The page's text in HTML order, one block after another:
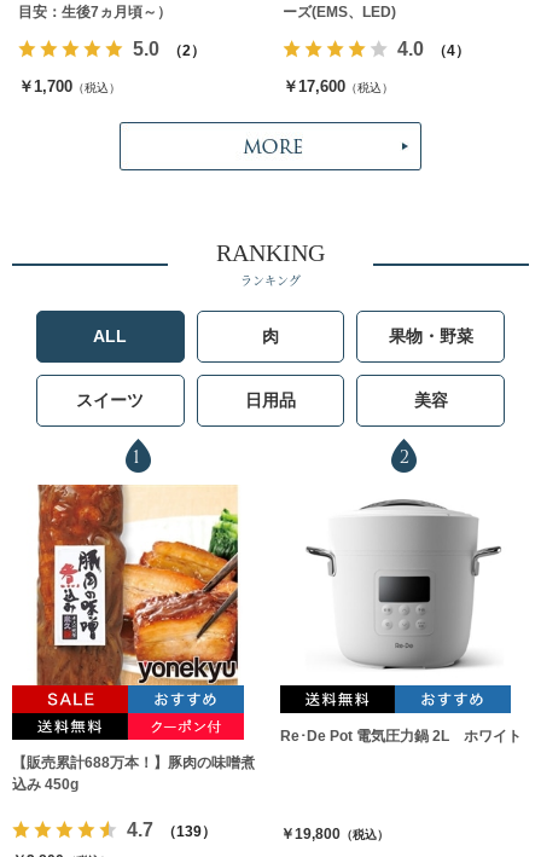
目安：生後7ヵ月頃～）
5.0 （2）
￥1,700 （税込）
ーズ(EMS、LED)
4.0 （4）
￥17,600 （税込）
RANKING
ランキング
ALL 肉 果物・野菜
スイーツ 日用品 美容
1
【販売累計688万本！】豚肉の味噌煮
込み 450g
4.7
（139）
2
Re･De Pot 電気圧力鍋 2L ホワイト
￥19,800（税込）